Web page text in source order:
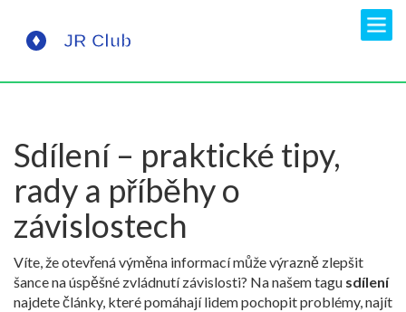
Sdílení – praktické tipy,
rady a příběhy o
závislostech
Víte, že otevřená výměna informací může výrazně zlepšit
šance na úspěšné zvládnutí závislosti? Na našem tagu sdílení
najdete články, které pomáhají lidem pochopit problémy, najít